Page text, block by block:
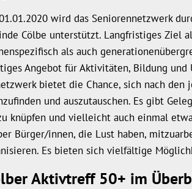
wird das Seniorennetzwerk
Cölbe unterstützt. Langfristiges Ziel
als auch
Angebot für Aktivitäten, Bildung und
bietet die Chance, sich nach
und auszutauschen. Es gibt
knüpfen und vielleicht auch einmal
Bürger/innen, die Lust haben,
Es bieten sich vielfältige
Aktivtreff 50+ im